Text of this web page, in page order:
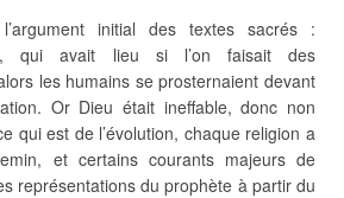
initial des textes sacrés :
qui avait lieu si l’on faisait des
les humains se prosternaient devant
Or Dieu était ineffable, donc non
qui est de l’évolution, chaque religion a
et certains courants majeurs de
représentations du prophète à partir du